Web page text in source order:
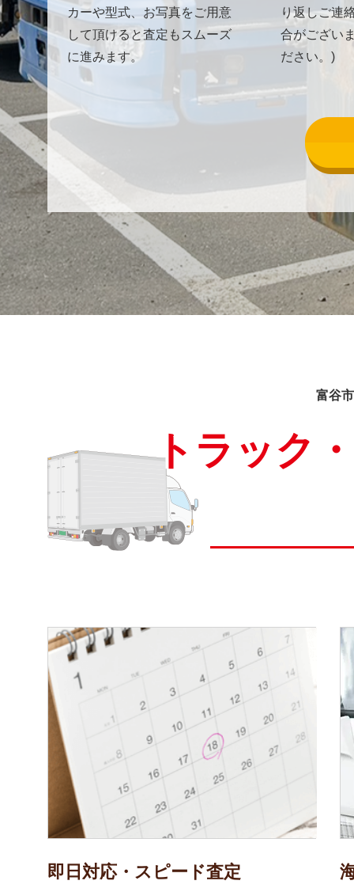
カーや型式、お写真をご用意
して頂けると査定もスムーズ
に進みます。
り返しご連
合がござい
ださい。)
富谷
トラック
即日対応・スピード査定